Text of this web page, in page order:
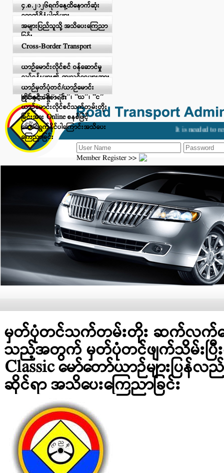
၄.၈.၂၀၂၆ရက်နေ့ထိနောက်ဆုံး
ရောက်ရှိနံပါတ်များ
အများပြည်သူသို့ အသိပေးကြေညာ
ခြင်း
Cross-Border Transport
ယာဉ်မောင်းလိုင်စင် ဝန်ဆောင်မှု
လုပ်ငန်းများ၏ ကျသင့်ငွေများအား
Digital Payment ဖြင့် ငွေပေးချေ
ခြင်းနှင့် “ခ”၊ “ဂ”၊ “ဃ”၊ “င”
ယာဉ်မောင်းလိုင်စင်သက်တမ်းတိုး
ခြင်းအား Online စနစ်ဖြင့်
ဆောင်ရွက်နိုင်ပါကြောင်းအသိပေး
ကြေညာခြင်း
ယာဉ်မှတ်ပုံတင်/ယာဉ်မောင်း
လိုင်စင်အရှိစာရင်း
It is needed to
Member Register >>
မှတ်ပုံတင်သက်တမ်းတိုး ဆက်လက်ဆေ
သည့်အတွက် မှတ်ပုံတင်ဖျက်သိမ်းပြီး
Classic မော်တော်ယာဉ်များပြန်
ဆိုင်ရာ အသိပေးကြေညာခြင်း